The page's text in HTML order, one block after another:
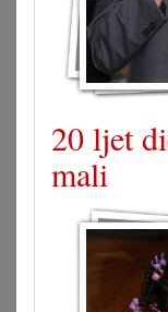
20 ljet
mali